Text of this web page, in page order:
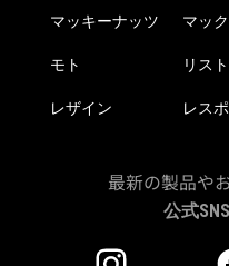
マッキーナッツ マッ
モト リス
レザイン レスポ
最新の製品や
公式